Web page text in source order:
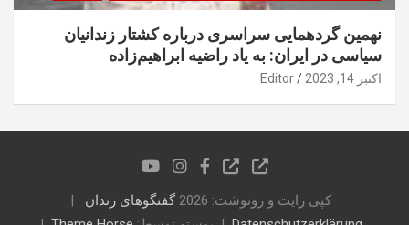
نهمین گردهمایی سراسری درباره کشتار زندانیان
سیاسی در ایران: به یاد راضیه ابراهیم‌زاده
اکتبر 14, 2023 Editor
کپی رایت و رونوشت: 2026
گفتگوهای زندان